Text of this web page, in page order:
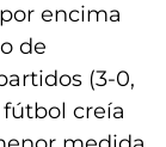
encima
de
(3-0,
creía